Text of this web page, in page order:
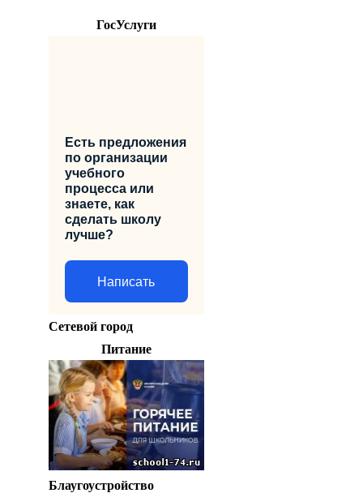
ГосУслуги
Есть предложения
по организации
учебного
процесса или
знаете, как
сделать школу
лучше?
Написать
Сетевой город
Питание
Блаугоустройство